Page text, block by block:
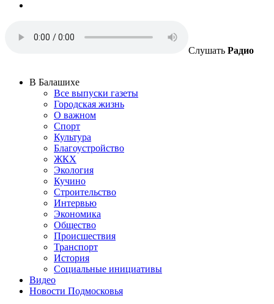
Слушать Радио
В Балашихе
Все выпуски газеты
Городская жизнь
О важном
Спорт
Культура
Благоустройство
ЖКХ
Экология
Кучино
Строительство
Интервью
Экономика
Общество
Происшествия
Транспорт
История
Социальные инициативы
Видео
Новости Подмосковья